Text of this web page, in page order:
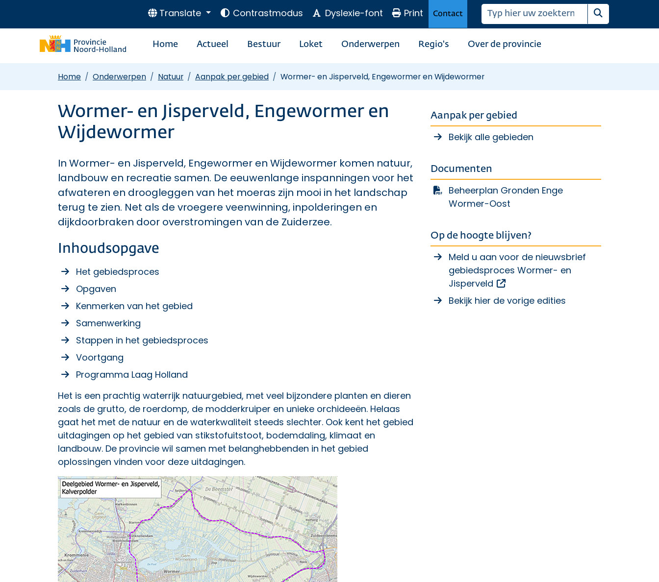
Translate Contrastmodus Dyslexie-font Print Contact
Zoeken
Home Actueel Bestuur Loket Onderwerpen Regio's Over de provincie
Home Onderwerpen Natuur Aanpak per gebied Wormer- en Jisperveld, Engewormer en Wijdewormer
Wormer- en Jisperveld, Engewormer en
Wijdewormer
In Wormer- en Jisperveld, Engewormer en Wijdewormer komen natuur,
landbouw en recreatie samen. De eeuwenlange inspanningen voor het
afwateren en droogleggen van het moeras zijn mooi in het landschap
terug te zien. Net als de vroegere veenwinning, inpolderingen en
dijkdoorbraken door overstromingen van de Zuiderzee.
Inhoudsopgave
Het gebiedsproces
Opgaven
Kenmerken van het gebied
Samenwerking
Stappen in het gebiedsproces
Voortgang
Programma Laag Holland
Het is een prachtig waterrijk natuurgebied, met veel bijzondere planten en dieren
zoals de grutto, de roerdomp, de modderkruiper en unieke orchideeën. Helaas
gaat het met de natuur en de waterkwaliteit steeds slechter. Ook kent het gebied
uitdagingen op het gebied van stikstofuitstoot, bodemdaling, klimaat en
landbouw. De provincie wil samen met belanghebbenden in het gebied
oplossingen vinden voor deze uitdagingen.
Aanpak per gebied
Bekijk alle gebieden
Documenten
Beheerplan Gronden Enge
Wormer-Oost
Op de hoogte blijven?
Meld u aan voor de nieuwsbrief
gebiedsproces Wormer- en
Jisperveld
Bekijk hier de vorige edities